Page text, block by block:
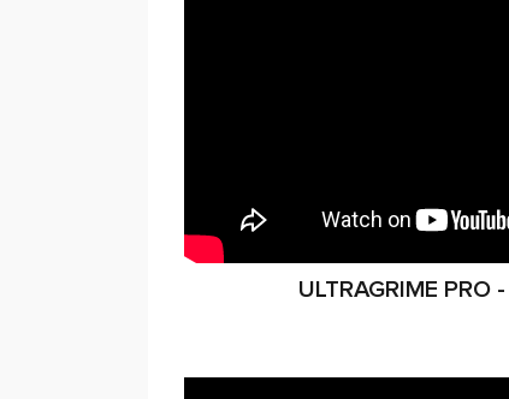
ULTRAGRIME PRO